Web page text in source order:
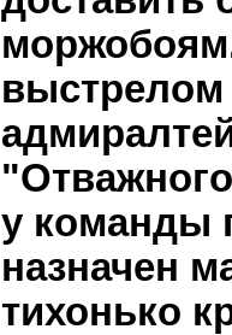
выстрелом
у команды
назначен
тихонько